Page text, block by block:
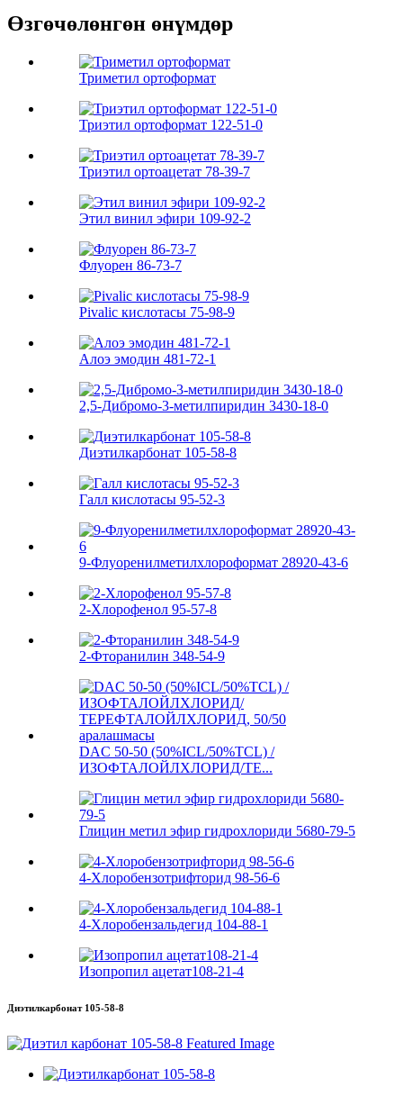
Өзгөчөлөнгөн өнүмдөр
Триметил ортоформат
Триэтил ортоформат 122-51-0
Триэтил ортоацетат 78-39-7
Этил винил эфири 109-92-2
Флуорен 86-73-7
Pivalic кислотасы 75-98-9
Алоэ эмодин 481-72-1
2,5-Дибромо-3-метилпиридин 3430-18-0
Диэтилкарбонат 105-58-8
Галл кислотасы 95-52-3
9-Флуоренилметилхлороформат 28920-43-6
2-Хлорофенол 95-57-8
2-Фторанилин 348-54-9
DAC 50-50 (50%ICL/50%TCL) /
ИЗОФТАЛОЙЛХЛОРИД/TE...
Глицин метил эфир гидрохлориди 5680-79-5
4-Хлоробензотрифторид 98-56-6
4-Хлоробензальдегид 104-88-1
Изопропил ацетат108-21-4
Диэтилкарбонат 105-58-8